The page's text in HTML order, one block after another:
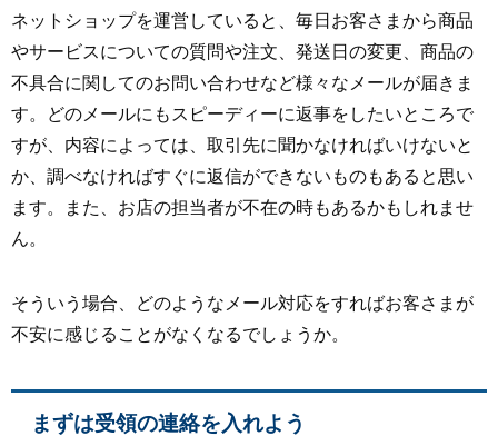
ネットショップを運営していると、毎日お客さまから商品
やサービスについての質問や注文、発送日の変更、商品の
不具合に関してのお問い合わせなど様々なメールが届きま
す。どのメールにもスピーディーに返事をしたいところで
すが、内容によっては、取引先に聞かなければいけないと
か、調べなければすぐに返信ができないものもあると思い
ます。また、お店の担当者が不在の時もあるかもしれませ
ん。
そういう場合、どのようなメール対応をすればお客さまが
不安に感じることがなくなるでしょうか。
まずは受領の連絡を入れよう